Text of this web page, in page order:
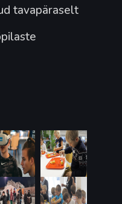
tavapäraselt